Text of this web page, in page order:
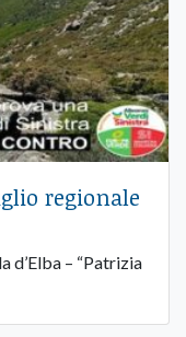
regionale
d’Elba – “Patrizia